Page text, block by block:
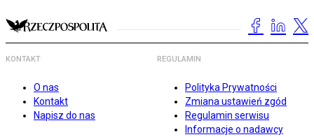
KONTAKT
O nas
Kontakt
Napisz do nas
REGULAMIN
Polityka Prywatności
Zmiana ustawień zgód
Regulamin serwisu
Informacje o nadawcy